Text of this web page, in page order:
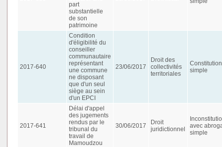
part
substantielle
de son
patrimoine
2017-640
Condition
d'éligibilité du
conseiller
communautaire
représentant
une commune
ne disposant
que d'un seul
siège au sein
d'un EPCI
23/06/2017
Droit des
collectivités
territoriales
simple
2017-641
Délai d'appel
des jugements
rendus par le
tribunal du
travail de
Mamoudzou
30/06/2017
Droit
juridictionnel
avec
simple